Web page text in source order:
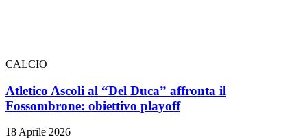
CALCIO
Atletico Ascoli al “Del Duca” affronta il
Fossombrone: obiettivo playoff
18 Aprile 2026